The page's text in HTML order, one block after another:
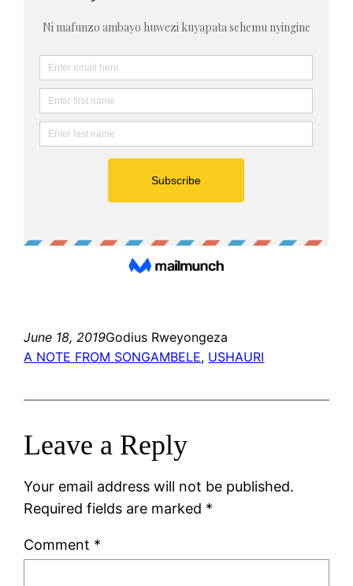
June 18, 2019Godius Rweyongeza
A NOTE FROM SONGAMBELE, USHAURI
Leave a Reply
Your email address will not be published.
Required fields are marked *
Comment *